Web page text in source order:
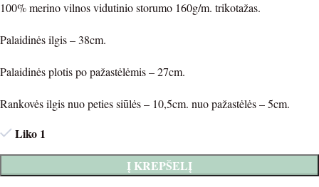
100% merino vilnos vidutinio storumo 160g/m. trikotažas.
Palaidinės ilgis – 38cm.
Palaidinės plotis po pažastėlėmis – 27cm.
Rankovės ilgis nuo peties siūlės – 10,5cm. nuo pažastėlės – 5cm.
Liko 1
Į KREPŠELĮ